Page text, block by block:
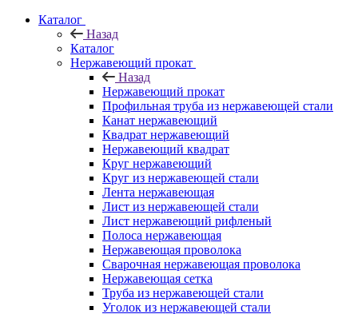
Каталог
Назад
Каталог
Нержавеющий прокат
Назад
Нержавеющий прокат
Профильная труба из нержавеющей стали
Канат нержавеющий
Квадрат нержавеющий
Нержавеющий квадрат
Круг нержавеющий
Круг из нержавеющей стали
Лента нержавеющая
Лист из нержавеющей стали
Лист нержавеющий рифленый
Полоса нержавеющая
Нержавеющая проволока
Сварочная нержавеющая проволока
Нержавеющая сетка
Труба из нержавеющей стали
Уголок из нержавеющей стали